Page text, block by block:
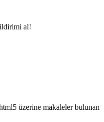
al!
üzerine makaleler bulunan